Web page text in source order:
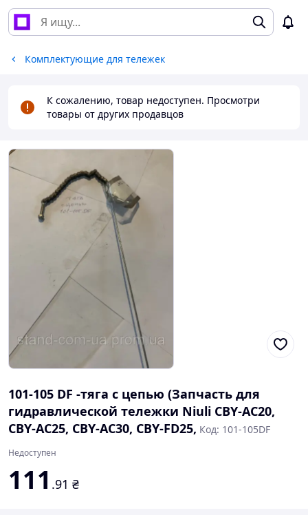
Комплектующие для тележек
К сожалению, товар недоступен. Просмотри
товары от других продавцов
101-105 DF -тяга с цепью (Запчасть для
гидравлической тележки Niuli CBY-AC20,
CBY-AC25, CBY-AC30, CBY-FD25, Код: 101-105DF
Недоступен
111 .91 ₴